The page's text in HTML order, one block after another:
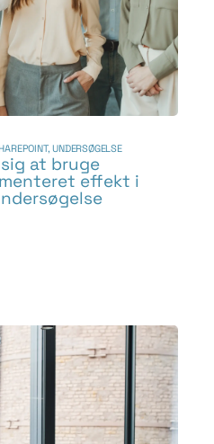
,UNDERSØGELSE
at bruge
effekt i